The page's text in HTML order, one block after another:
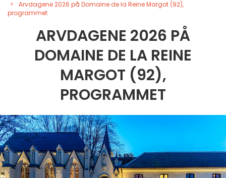
Arvdagene 2026 på Domaine de la Reine Margot (92),
programmet
ARVDAGENE 2026 PÅ
DOMAINE DE LA REINE
MARGOT (92),
PROGRAMMET